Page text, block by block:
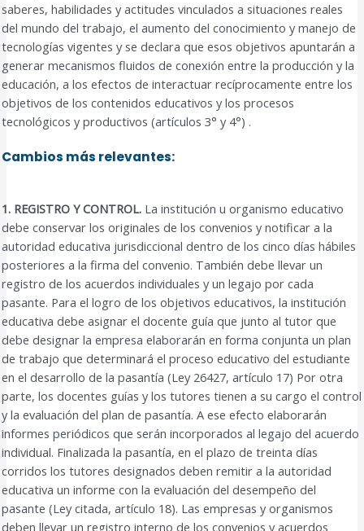
saberes, habilidades y actitudes vinculados a situaciones reales
del mundo del trabajo, el aumento del conocimiento y manejo de
tecnologías vigentes y se declara que esos objetivos apuntarán a
generar mecanismos fluidos de conexión entre la producción y la
educación, a los efectos de interactuar recíprocamente entre los
objetivos de los contenidos educativos y los procesos
tecnológicos y productivos (artículos 3° y 4°) .
Cambios más relevantes:
1. REGISTRO Y CONTROL. La institución u organismo educativo
debe conservar los originales de los convenios y notificar a la
autoridad educativa jurisdiccional dentro de los cinco días hábiles
posteriores a la firma del convenio. También debe llevar un
registro de los acuerdos individuales y un legajo por cada
pasante. Para el logro de los objetivos educativos, la institución
educativa debe asignar el docente guía que junto al tutor que
debe designar la empresa elaborarán en forma conjunta un plan
de trabajo que determinará el proceso educativo del estudiante
en el desarrollo de la pasantía (Ley 26427, artículo 17) Por otra
parte, los docentes guías y los tutores tienen a su cargo el control
y la evaluación del plan de pasantía. A ese efecto elaborarán
informes periódicos que serán incorporados al legajo del acuerdo
individual. Finalizada la pasantía, en el plazo de treinta días
corridos los tutores designados deben remitir a la autoridad
educativa un informe con la evaluación del desempeño del
pasante (Ley citada, artículo 18). Las empresas y organismos
deben llevar un registro interno de los convenios y acuerdos